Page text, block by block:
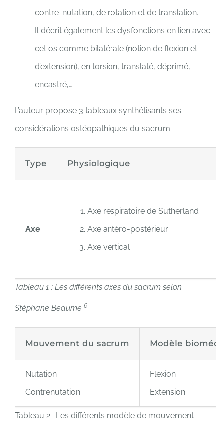
contre-nutation, de rotation et de translation.
Il décrit également les dysfonctions en lien avec
cet os comme bilatérale (notion de flexion et
d’extension), en torsion, translaté, déprimé,
encastré,…
L’auteur propose 3 tableaux synthétisants ses
considérations ostéopathiques du sacrum :
Type Physiologique
Axe
Axe respiratoire de Sutherland
Axe antéro-postérieur
Axe vertical
Tableau 1 : Les différents axes du sacrum selon
Stéphane Beaume 6
Mouvement du sacrum Modèle
Nutation
Contrenutation
Flexion
Extension
Tableau 2 : Les différents modèle de mouvement